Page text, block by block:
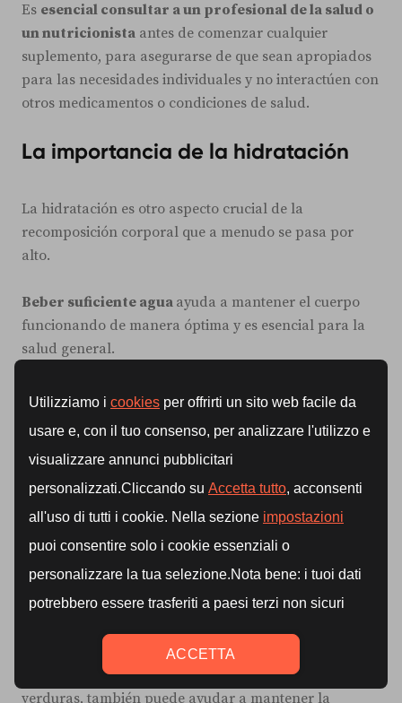
Es esencial consultar a un profesional de la salud o
un nutricionista antes de comenzar cualquier
suplemento, para asegurarse de que sean apropiados
para las necesidades individuales y no interactúen con
otros medicamentos o condiciones de salud.
La importancia de la hidratación
La hidratación es otro aspecto crucial de la
recomposición corporal que a menudo se pasa por
alto.
Beber suficiente agua ayuda a mantener el cuerpo
funcionando de manera óptima y es esencial para la
salud general.
La deshidratación puede afectar negativamente el
pérdida de grasa.
Se recomienda beber al menos2 litros de agua al día
pero esta cantidad puede variar según la actividad
física, el clima y otros factores individuales.
Escucharlas señales del cuerpoy asegurarse de
mantenerse hidratado durante todo el día es
Incluir alimentos ricos en agua, como frutas y
verduras, también puede ayudar a mantener la